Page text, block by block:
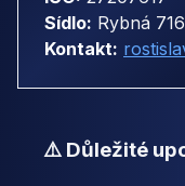
Sídlo: Rybná
Kontakt:
⚠️ Důležité